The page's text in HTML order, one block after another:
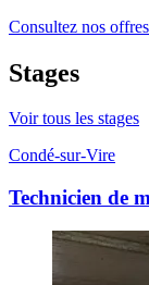
Consultez nos
Stages
Voir tous les stages
Condé-sur-Vire
Technicien de